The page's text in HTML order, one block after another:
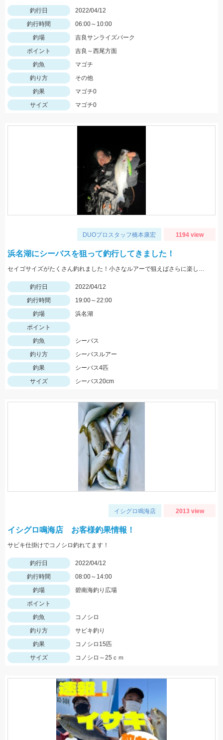
釣行日
2022/04/12
釣行時間
06:00～10:00
釣場
吉良サンライズパーク
ポイント
吉良～西尾方面
釣魚
マゴチ
釣り方
その他
釣果
マゴチ0
サイズ
マゴチ0
DUOプロスタッフ橋本康宏 1194 view
浜名湖にシーバスを狙って釣行してきました！
セイゴサイズがたくさん釣れました！小さなルアーで狙えばさらに楽しそうです！
釣行日
2022/04/12
釣行時間
19:00～22:00
釣場
浜名湖
ポイント
釣魚
シーバス
釣り方
シーバスルアー
釣果
シーバス4匹
サイズ
シーバス20cm
イシグロ鳴海店 2013 view
イシグロ鳴海店 お客様釣果情報！
サビキ仕掛けでコノシロ釣れてます！
釣行日
2022/04/12
釣行時間
08:00～14:00
釣場
碧南海釣り広場
ポイント
釣魚
コノシロ
釣り方
サビキ釣り
釣果
コノシロ15匹
サイズ
コノシロ～25ｃｍ